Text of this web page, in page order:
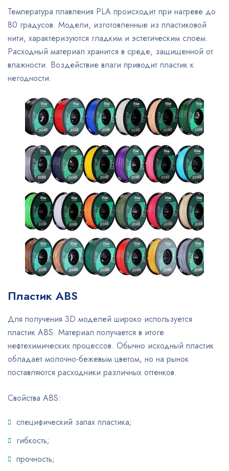
Температура плавления PLA происходит при нагреве до
80 градусов. Модели, изготовленные из пластиковой
нити, характеризуются гладким и эстетическим слоем.
Расходный материал хранится в среде, защищенной от
влажности. Воздействие влаги приводит пластик к
негодности.
Пластик ABS
Для получения 3D моделей широко используется
пластик ABS. Материал получается в итоге
нефтехимических процессов. Обычно исходный пластик
обладает молочно-бежевым цветом, но на рынок
поставляются расходники различных оттенков.
Свойства ABS:
специфический запах пластика;
гибкость;
прочность;